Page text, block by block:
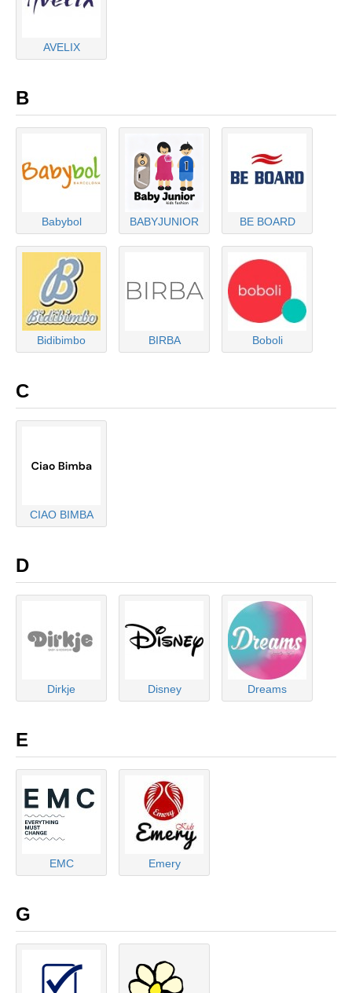
AVELIX
B
Babybol BABYJUNIOR BE BOARD
Bidibimbo BIRBA Boboli
C
CIAO BIMBA
D
Dirkje Disney Dreams
E
EMC Emery
G